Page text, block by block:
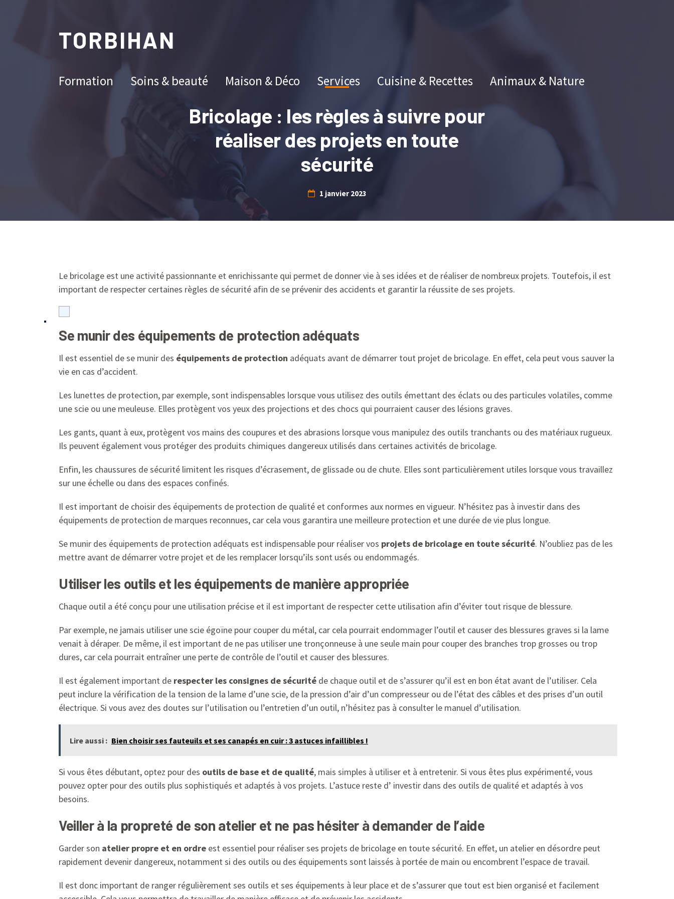
TORBIHAN
Formation Soins & beauté Maison & Déco Services Cuisine & Recettes Animaux & Nature
Bricolage : les règles à suivre pour
réaliser des projets en toute
sécurité
1 janvier 2023
Le bricolage est une activité passionnante et enrichissante qui permet de donner vie à ses idées et de réaliser de nombreux projets. Toutefois, il est
important de respecter certaines règles de sécurité afin de se prévenir des accidents et garantir la réussite de ses projets.
Se munir des équipements de protection adéquats
Il est essentiel de se munir des équipements de protection adéquats avant de démarrer tout projet de bricolage. En effet, cela peut vous sauver la
vie en cas d’accident.
Les lunettes de protection, par exemple, sont indispensables lorsque vous utilisez des outils émettant des éclats ou des particules volatiles, comme
une scie ou une meuleuse. Elles protègent vos yeux des projections et des chocs qui pourraient causer des lésions graves.
Les gants, quant à eux, protègent vos mains des coupures et des abrasions lorsque vous manipulez des outils tranchants ou des matériaux rugueux.
Ils peuvent également vous protéger des produits chimiques dangereux utilisés dans certaines activités de bricolage.
Enfin, les chaussures de sécurité limitent les risques d’écrasement, de glissade ou de chute. Elles sont particulièrement utiles lorsque vous travaillez
sur une échelle ou dans des espaces confinés.
Il est important de choisir des équipements de protection de qualité et conformes aux normes en vigueur. N’hésitez pas à investir dans des
équipements de protection de marques reconnues, car cela vous garantira une meilleure protection et une durée de vie plus longue.
Se munir des équipements de protection adéquats est indispensable pour réaliser vos projets de bricolage en toute sécurité. N’oubliez pas de les
mettre avant de démarrer votre projet et de les remplacer lorsqu’ils sont usés ou endommagés.
Utiliser les outils et les équipements de manière appropriée
Chaque outil a été conçu pour une utilisation précise et il est important de respecter cette utilisation afin d’éviter tout risque de blessure.
Par exemple, ne jamais utiliser une scie égoïne pour couper du métal, car cela pourrait endommager l’outil et causer des blessures graves si la lame
venait à déraper. De même, il est important de ne pas utiliser une tronçonneuse à une seule main pour couper des branches trop grosses ou trop
dures, car cela pourrait entraîner une perte de contrôle de l’outil et causer des blessures.
Il est également important de respecter les consignes de sécurité de chaque outil et de s’assurer qu’il est en bon état avant de l’utiliser. Cela
peut inclure la vérification de la tension de la lame d’une scie, de la pression d’air d’un compresseur ou de l’état des câbles et des prises d’un outil
électrique. Si vous avez des doutes sur l’utilisation ou l’entretien d’un outil, n’hésitez pas à consulter le manuel d’utilisation.
Lire aussi : Bien choisir ses fauteuils et ses canapés en cuir : 3 astuces infaillibles !
Si vous êtes débutant, optez pour des outils de base et de qualité, mais simples à utiliser et à entretenir. Si vous êtes plus expérimenté, vous
pouvez opter pour des outils plus sophistiqués et adaptés à vos projets. L’astuce reste d’ investir dans des outils de qualité et adaptés à vos
besoins.
Veiller à la propreté de son atelier et ne pas hésiter à demander de l’aide
Garder son atelier propre et en ordre est essentiel pour réaliser ses projets de bricolage en toute sécurité. En effet, un atelier en désordre peut
rapidement devenir dangereux, notamment si des outils ou des équipements sont laissés à portée de main ou encombrent l’espace de travail.
Il est donc important de ranger régulièrement ses outils et ses équipements à leur place et de s’assurer que tout est bien organisé et facilement